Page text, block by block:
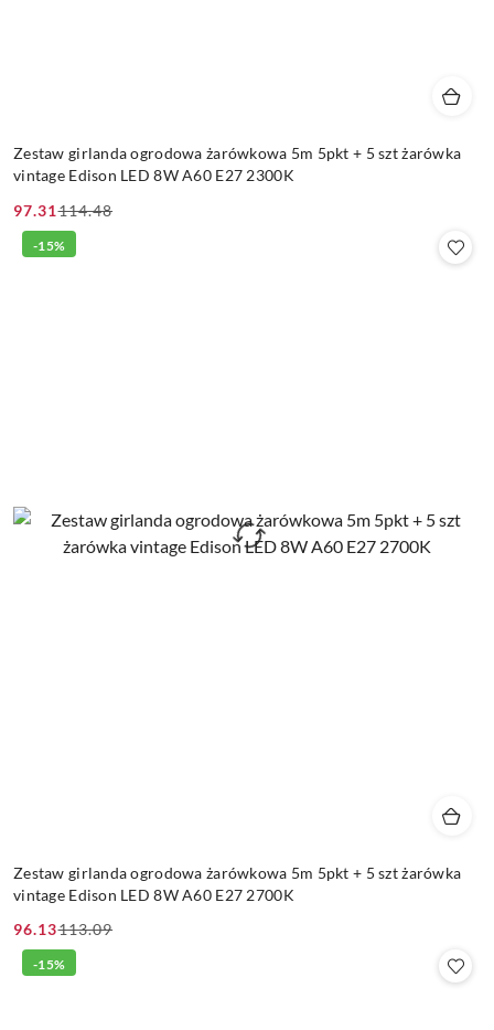
Zestaw girlanda ogrodowa żarówkowa 5m 5pkt + 5 szt żarówka
vintage Edison LED 8W A60 E27 2300K
Cena
promocyjna:
97.31
Cena
przed
114.48
Zestaw girlanda ogrodowa żarówkowa 5m 5pkt + 5 szt żarówka
vintage Edison LED 8W A60 E27 2700K
Cena
promocyjna:
96.13
Cena
przed
113.09
-15%
-15%